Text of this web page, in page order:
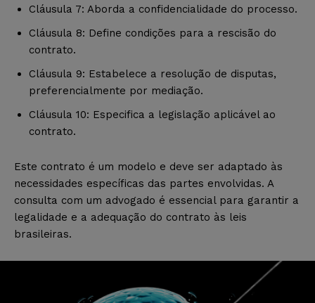
Cláusula 7: Aborda a confidencialidade do processo.
Cláusula 8: Define condições para a rescisão do
contrato.
Cláusula 9: Estabelece a resolução de disputas,
preferencialmente por mediação.
Cláusula 10: Especifica a legislação aplicável ao
contrato.
Este contrato é um modelo e deve ser adaptado às
necessidades específicas das partes envolvidas. A
consulta com um advogado é essencial para garantir a
legalidade e a adequação do contrato às leis
brasileiras.